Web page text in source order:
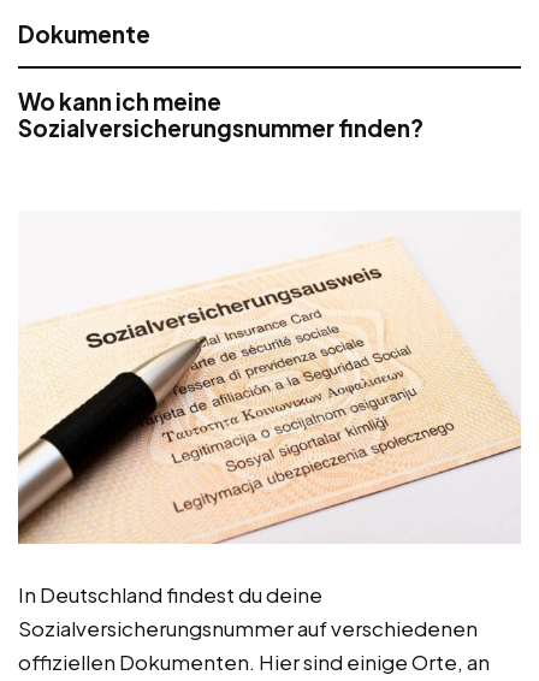
Dokumente
Wo kann ich meine
Sozialversicherungsnummer finden?
In Deutschland findest du deine
Sozialversicherungsnummer auf verschiedenen
offiziellen Dokumenten. Hier sind einige Orte, an